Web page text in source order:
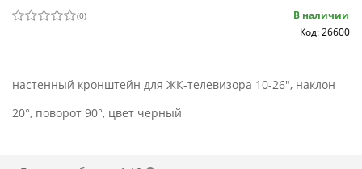
(0)
В наличии
Код: 26600
настенный кронштейн для ЖК-телевизора 10-26", наклон
20°, поворот 90°, цвет черный